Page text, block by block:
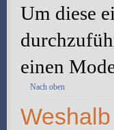
Um diese
einen
Nach oben